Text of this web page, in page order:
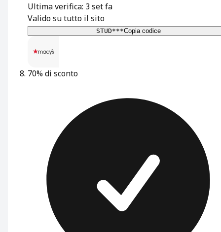
Ultima verifica: 3 set fa
Valido su tutto il sito
STUD***Copia codice
70% di sconto